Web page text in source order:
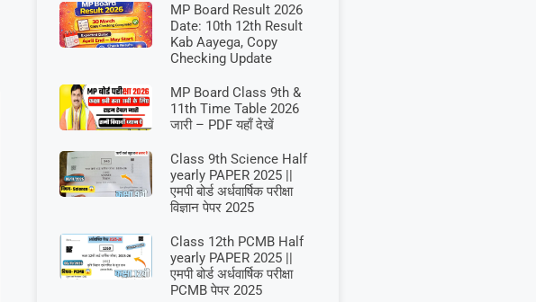
MP Board Result 2026
Date: 10th 12th Result
Kab Aayega, Copy
Checking Update
MP Board Class 9th &
11th Time Table 2026
जारी – PDF यहाँ देखें
Class 9th Science Half
yearly PAPER 2025 ||
एमपी बोर्ड अर्धवार्षिक परीक्षा
विज्ञान पेपर 2025
Class 12th PCMB Half
yearly PAPER 2025 ||
एमपी बोर्ड अर्धवार्षिक परीक्षा
PCMB पेपर 2025